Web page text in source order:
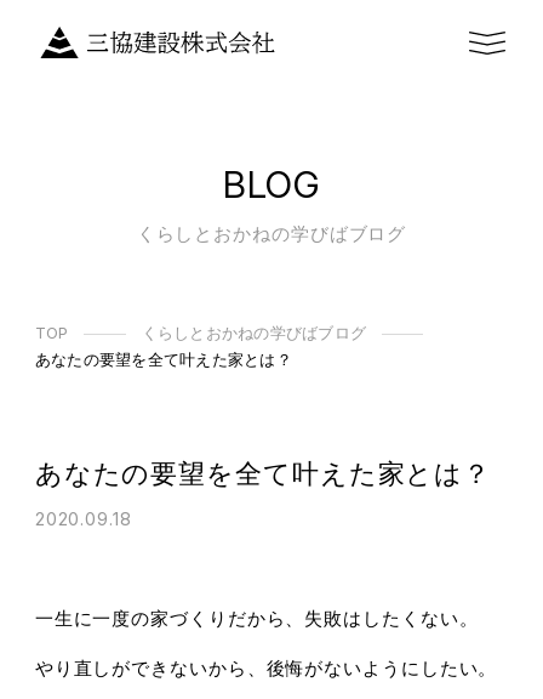
BLOG
くらしとおかねの学びばブログ
TOP
くらしとおかねの学びばブログ
あなたの要望を全て叶えた家とは？
あなたの要望を全て叶えた家とは？
2020.09.18
一生に一度の家づくりだから、失敗はしたくない。
やり直しができないから、後悔がないようにしたい。